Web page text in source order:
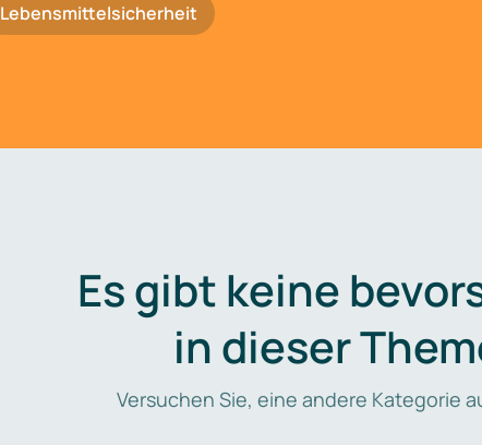
Lebensmittelsicherheit
Es gibt keine
in dieser
Versuchen Sie, eine andere Kategorie